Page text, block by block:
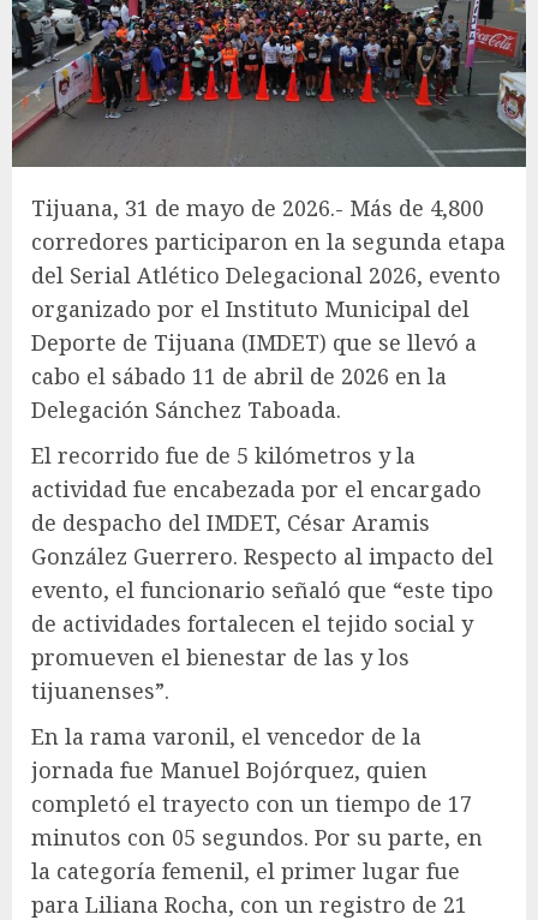
Tijuana, 31 de mayo de 2026.- Más de 4,800
corredores participaron en la segunda etapa
del Serial Atlético Delegacional 2026, evento
organizado por el Instituto Municipal del
Deporte de Tijuana (IMDET) que se llevó a
cabo el sábado 11 de abril de 2026 en la
Delegación Sánchez Taboada.
El recorrido fue de 5 kilómetros y la
actividad fue encabezada por el encargado
de despacho del IMDET, César Aramis
González Guerrero. Respecto al impacto del
evento, el funcionario señaló que “este tipo
de actividades fortalecen el tejido social y
promueven el bienestar de las y los
tijuanenses”.
En la rama varonil, el vencedor de la
jornada fue Manuel Bojórquez, quien
completó el trayecto con un tiempo de 17
minutos con 05 segundos. Por su parte, en
la categoría femenil, el primer lugar fue
para Liliana Rocha, con un registro de 21